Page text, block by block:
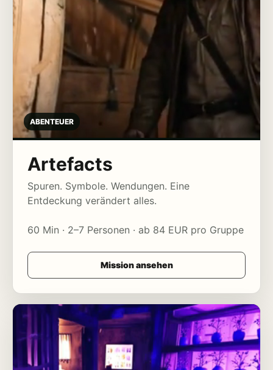
ABENTEUER
Artefacts
Spuren. Symbole. Wendungen. Eine
Entdeckung verändert alles.
60 Min · 2–7 Personen · ab 84 EUR pro Gruppe
Mission ansehen